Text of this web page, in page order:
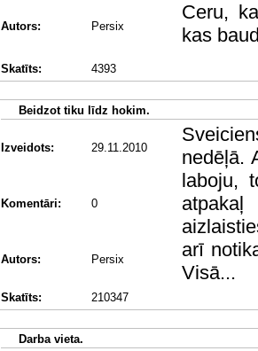
Ceru,
kas
Autors: Persix
Skatīts: 4393
Beidzot tiku līdz hokim.
Izveidots: 29.11.2010
nedēļā.
laboju,
arī
Visā...
Komentāri: 0
Autors: Persix
Skatīts: 210347
Darba vieta.